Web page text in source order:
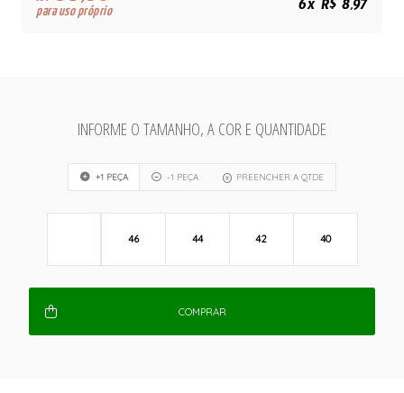
para uso próprio 6x R$ 8,97
INFORME O TAMANHO, A COR E QUANTIDADE
+1 PEÇA -1 PEÇA PREENCHER A QTDE
46 44 42 40
COMPRAR